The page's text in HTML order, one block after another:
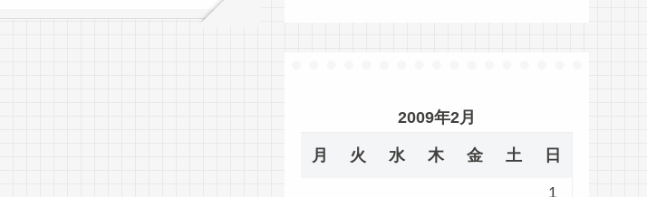
2009年2月
月 火 水 木 金 土 日
1